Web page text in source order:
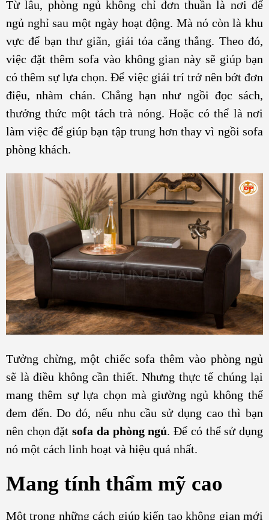
Từ lâu, phòng ngủ không chỉ đơn thuần là nơi để
ngủ nghỉ sau một ngày hoạt động. Mà nó còn là khu
vực để bạn thư giãn, giải tỏa căng thẳng. Theo đó,
việc đặt thêm sofa vào không gian này sẽ giúp bạn
có thêm sự lựa chọn. Để việc giải trí trở nên bớt đơn
điệu, nhàm chán. Chẳng hạn như ngồi đọc sách,
thưởng thức một tách trà nóng. Hoặc có thể là nơi
làm việc để giúp bạn tập trung hơn thay vì ngồi sofa
phòng khách.
Tưởng chừng, một chiếc sofa thêm vào phòng ngủ
sẽ là điều không cần thiết. Nhưng thực tế chúng lại
mang thêm sự lựa chọn mà giường ngủ không thể
đem đến. Do đó, nếu nhu cầu sử dụng cao thì bạn
nên chọn đặtsofa da phòng ngủ. Để có thể sử dụng
nó một cách linh hoạt và hiệu quả nhất.
Mang tính thẩm mỹ cao
Một trong những cách giúp kiến tạo không gian mới